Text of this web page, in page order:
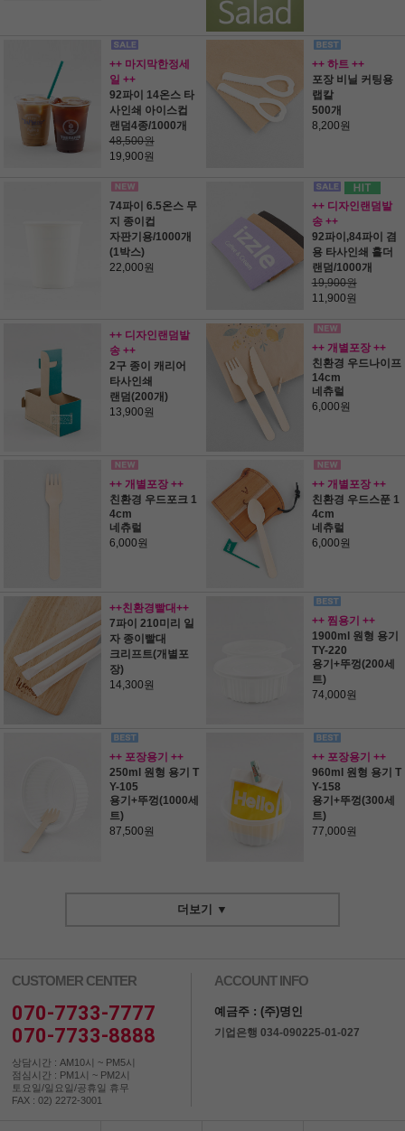
++ 마지막한정세
일 ++
92파이 14온스 타
사인쇄 아이스컵
랜덤4종/1000개
48,500원
19,900원
++ 하트 ++
포장 비닐 커팅용
랩칼
500개
8,200원
74파이 6.5온스 무
지 종이컵
자판기용/1000개
(1박스)
22,000원
++ 디자인랜덤발
송 ++
92파이,84파이 겸
용 타사인쇄 홀더
랜덤/1000개
19,900원
11,900원
++ 디자인랜덤발
송 ++
2구 종이 캐리어
타사인쇄
랜덤(200개)
13,900원
++ 개별포장 ++
친환경 우드나이프
14cm
네츄럴
6,000원
++ 개별포장 ++
친환경 우드포크 1
4cm
네츄럴
6,000원
++ 개별포장 ++
친환경 우드스푼 1
4cm
네츄럴
6,000원
++친환경빨대++
7파이 210미리 일
자 종이빨대
크리프트(개별포
장)
14,300원
++ 찜용기 ++
1900ml 원형 용기
TY-220
용기+뚜껑(200세
트)
74,000원
++ 포장용기 ++
250ml 원형 용기 T
Y-105
용기+뚜껑(1000세
트)
87,500원
++ 포장용기 ++
960ml 원형 용기 T
Y-158
용기+뚜껑(300세
트)
77,000원
더보기 ▼
CUSTOMER CENTER
070-7733-7777
070-7733-8888
상담시간 : AM10시 ~ PM5시
점심시간 : PM1시 ~ PM2시
토요일/일요일/공휴일 휴무
FAX : 02) 2272-3001
ACCOUNT INFO
예금주 : (주)명인
기업은행 034-090225-01-027